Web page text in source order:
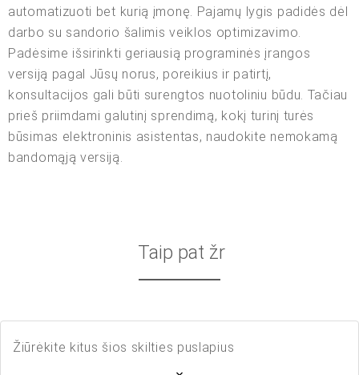
automatizuoti bet kurią įmonę. Pajamų lygis padidės dėl
darbo su sandorio šalimis veiklos optimizavimo.
Padėsime išsirinkti geriausią programinės įrangos
versiją pagal Jūsų norus, poreikius ir patirtį,
konsultacijos gali būti surengtos nuotoliniu būdu. Tačiau
prieš priimdami galutinį sprendimą, kokį turinį turės
būsimas elektroninis asistentas, naudokite nemokamą
bandomąją versiją.
Taip pat žr
Žiūrėkite kitus šios skilties puslapius